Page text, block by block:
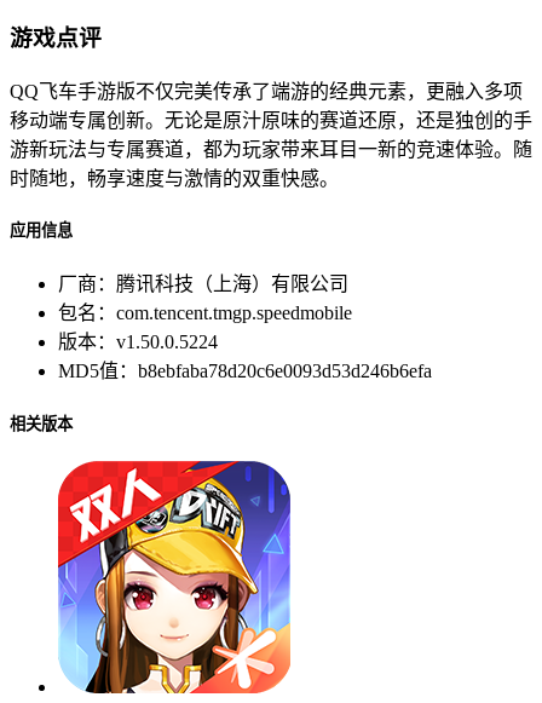
游戏点评
QQ飞车手游版不仅完美传承了端游的经典元素，更融入多项
移动端专属创新。无论是原汁原味的赛道还原，还是独创的手
游新玩法与专属赛道，都为玩家带来耳目一新的竞速体验。随
时随地，畅享速度与激情的双重快感。
应用信息
厂商： 腾讯科技（上海）有限公司
包名： com.tencent.tmgp.speedmobile
版本： v1.50.0.5224
MD5值： b8ebfaba78d20c6e0093d53d246b6efa
相关版本